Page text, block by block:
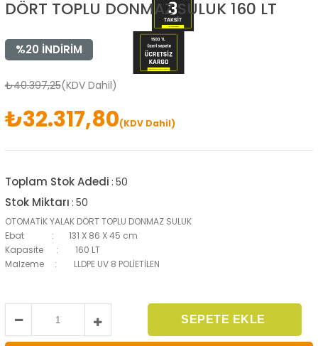
DÖRT TOPLU DONMAZ SULUK 160 LT
%20 İNDIRIM
₺40.397,25(KDV Dahil)
₺32.317,80(KDV Dahil)
Toplam Stok Adedi : 50
Stok Miktarı : 50
OTOMATİK YALAK DÖRT TOPLU DONMAZ SULUK
Ebat : 131 X 86 X 45 cm
Kapasite : 160 LT
Malzeme : LLDPE UV 8 POLİETİLEN